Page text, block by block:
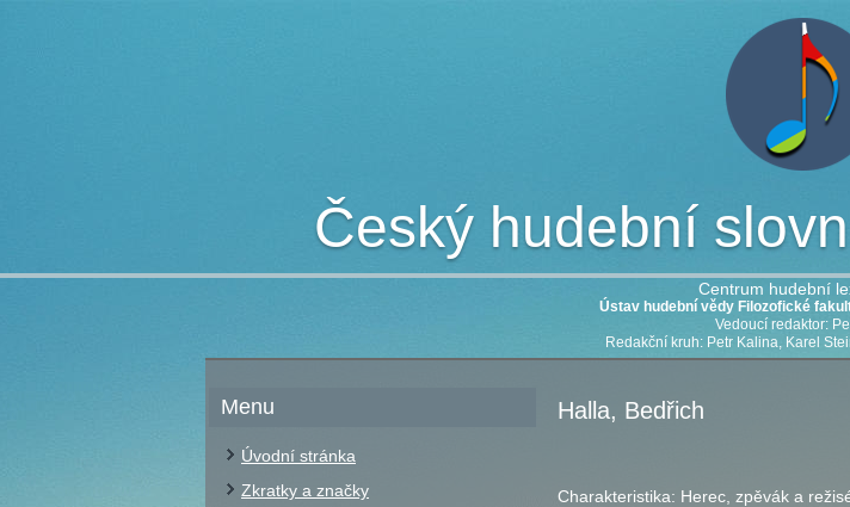
Český hudební
Centrum hudební
Ústav hudební vědy Filozofické
Vedoucí redaktor:
Redakční kruh: Petr Kalina, Karel
Menu
Úvodní stránka
Zkratky a značky
Halla, Bedřich
Charakteristika: Herec, zpěvák a